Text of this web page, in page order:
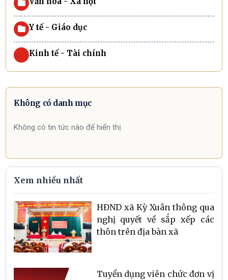
Y tế - Giáo dục
Kinh tế - Tài chính
Không có danh mục
Không có tin tức nào để hiển thị.
Xem nhiều nhất
HĐND xã Kỳ Xuân thông qua
nghị quyết về sắp xếp các
thôn trên địa bàn xã
Tuyển dụng viên chức đơn vị